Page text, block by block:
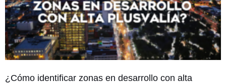
¿Cómo identificar zonas en desarrollo con alta